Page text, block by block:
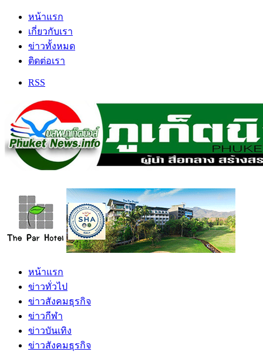
หน้าแรก
เกี่ยวกับเรา
ข่าวทั้งหมด
ติดต่อเรา
RSS
หน้าแรก
ข่าวทั่วไป
ข่าวสังคมธุรกิจ
ข่าวกีฬา
ข่าวบันเทิง
ข่าวสังคมธุรกิจ